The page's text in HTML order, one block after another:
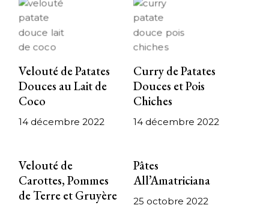
Velouté de Patates
Douces au Lait de
Coco
14 décembre 2022
Curry de Patates
Douces et Pois
Chiches
14 décembre 2022
Velouté de
Carottes, Pommes
de Terre et Gruyère
Pâtes
All’Amatriciana
25 octobre 2022